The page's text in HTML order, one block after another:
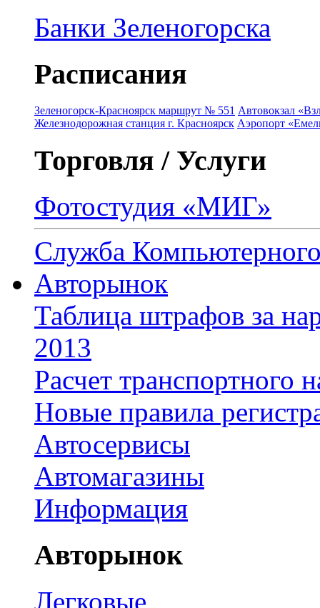
Банки Зеленогорска
Расписания
Зеленогорск-Красноярск маршрут № 551 Автовокзал
Железнодорожная станция г. Красноярск Аэропорт
Торговля / Услуги
Фотостудия «МИГ»
Служба
Авторынок
Таблица штрафов за
2013
Расчет транспортного
Новые правила
Автосервисы
Автомагазины
Информация
Авторынок
Легковые